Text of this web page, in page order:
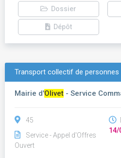
Dossier
Dépôt
Transport collectif de personnes
Mairie d'Olivet - Service
45
Service - Appel d'Offres
Ouvert
14/